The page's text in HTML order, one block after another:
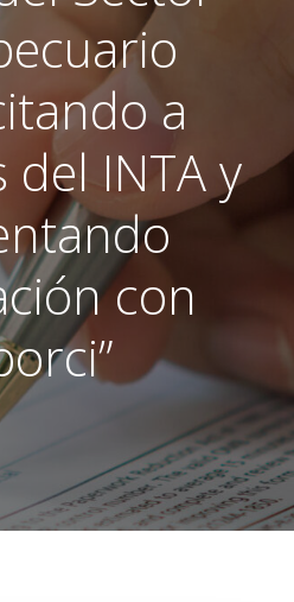
a
del INTA y
con